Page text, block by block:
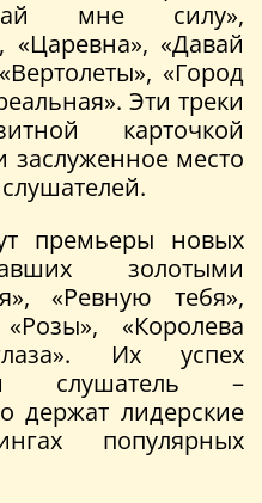
мне силу»,
«Царевна», «Давай
«Город
Эти треки
карточкой
заслуженное место
премьеры новых
золотыми
«Ревную тебя»,
«Королева
Их успех
слушатель –
держат лидерские
популярных